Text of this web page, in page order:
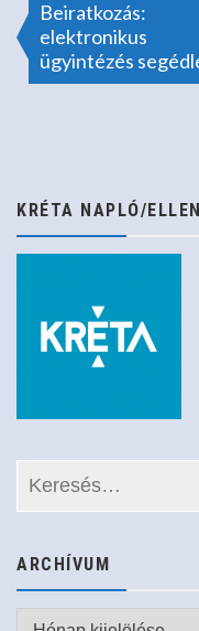
Bejegyzés
navigáció
Beiratkozás:
elektronikus
ügyintézés
KRÉTA NAPLÓ/
ARCHÍVUM
Archívum